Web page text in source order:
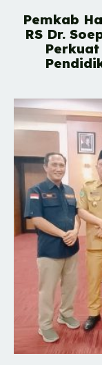
Pemkab
RS Dr.
Perkuat